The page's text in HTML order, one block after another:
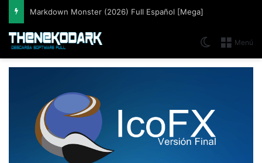
Markdown Monster (2026) Full Español [Mega]
Menú
Switch skin